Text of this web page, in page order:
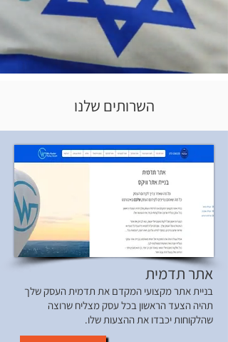
השרותים שלנו
אתר תדמית
בניית אתר מקצועי המקדם את תדמית העסק שלך
תהיה הצעד הראשון בכל עסק מצליח שרוצה
שהלקוחות יכבדו את ההצעות שלו.